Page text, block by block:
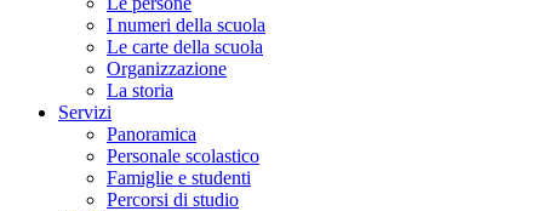
I numeri della scuola
Le carte della scuola
Organizzazione
La storia
Servizi
Panoramica
Personale scolastico
Famiglie e studenti
Percorsi di studio